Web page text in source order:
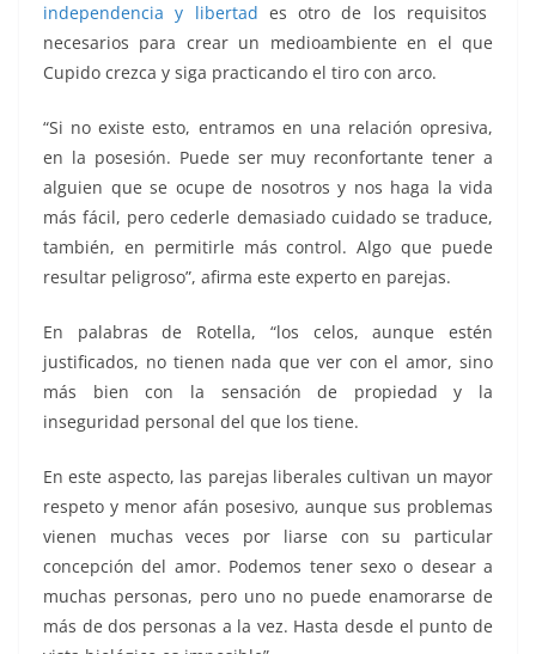
independencia y libertad es otro de los requisitos
necesarios para crear un medioambiente en el que
Cupido crezca y siga practicando el tiro con arco.
“Si no existe esto, entramos en una relación opresiva,
en la posesión. Puede ser muy reconfortante tener a
alguien que se ocupe de nosotros y nos haga la vida
más fácil, pero cederle demasiado cuidado se traduce,
también, en permitirle más control. Algo que puede
resultar peligroso”, afirma este experto en parejas.
En palabras de Rotella, “los celos, aunque estén
justificados, no tienen nada que ver con el amor, sino
más bien con la sensación de propiedad y la
inseguridad personal del que los tiene.
En este aspecto, las parejas liberales cultivan un mayor
respeto y menor afán posesivo, aunque sus problemas
vienen muchas veces por liarse con su particular
concepción del amor. Podemos tener sexo o desear a
muchas personas, pero uno no puede enamorarse de
más de dos personas a la vez. Hasta desde el punto de